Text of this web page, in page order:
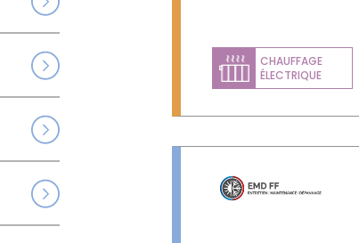
CHAUFFAGE
ÉLECTRIQUE